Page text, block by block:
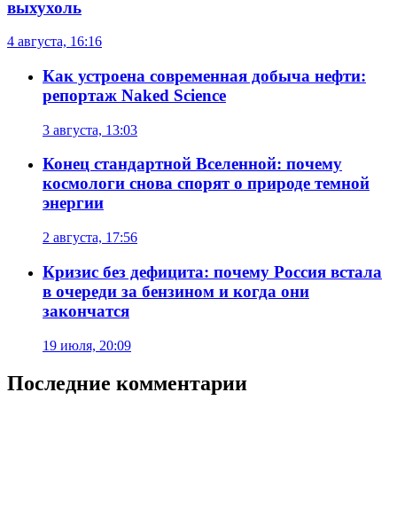
выхухоль
4 августа, 16:16
Как устроена современная добыча нефти:
репортаж Naked Science
3 августа, 13:03
Конец стандартной Вселенной: почему
космологи снова спорят о природе темной
энергии
2 августа, 17:56
Кризис без дефицита: почему Россия встала
в очереди за бензином и когда они
закончатся
19 июля, 20:09
Последние комментарии